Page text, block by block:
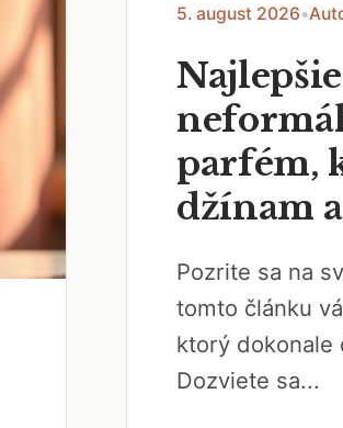
5. august 2026•
parfém,
džínam
Pozrite sa na
tomto článku
ktorý dokonale
Dozviete sa...